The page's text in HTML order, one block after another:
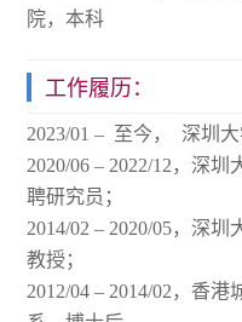
院，本科
工作履历：
2023/01 – 至今， 深圳
2020/06 – 2022/12，深
聘研究员；
2014/02 – 2020/05，深
教授；
2012/04 – 2014/02，香